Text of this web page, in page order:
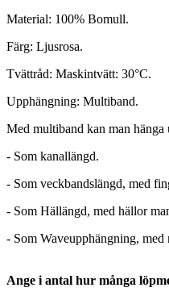
Material: 100% Bomull.
Färg: Ljusrosa.
Tvättråd: Maskintvätt: 30°C.
Upphängning: Multiband.
Med multiband kan man
- Som kanallängd.
- Som veckbandslängd, med
- Som Hällängd, med hällor
- Som Waveupphängning,
Ange i antal hur många